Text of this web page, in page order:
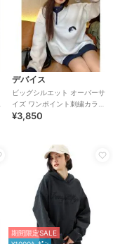
デバイス
ビッグシルエット オーバーサ
イズ ワンポイント刺繍カラー
¥3,850
期間限定SALE